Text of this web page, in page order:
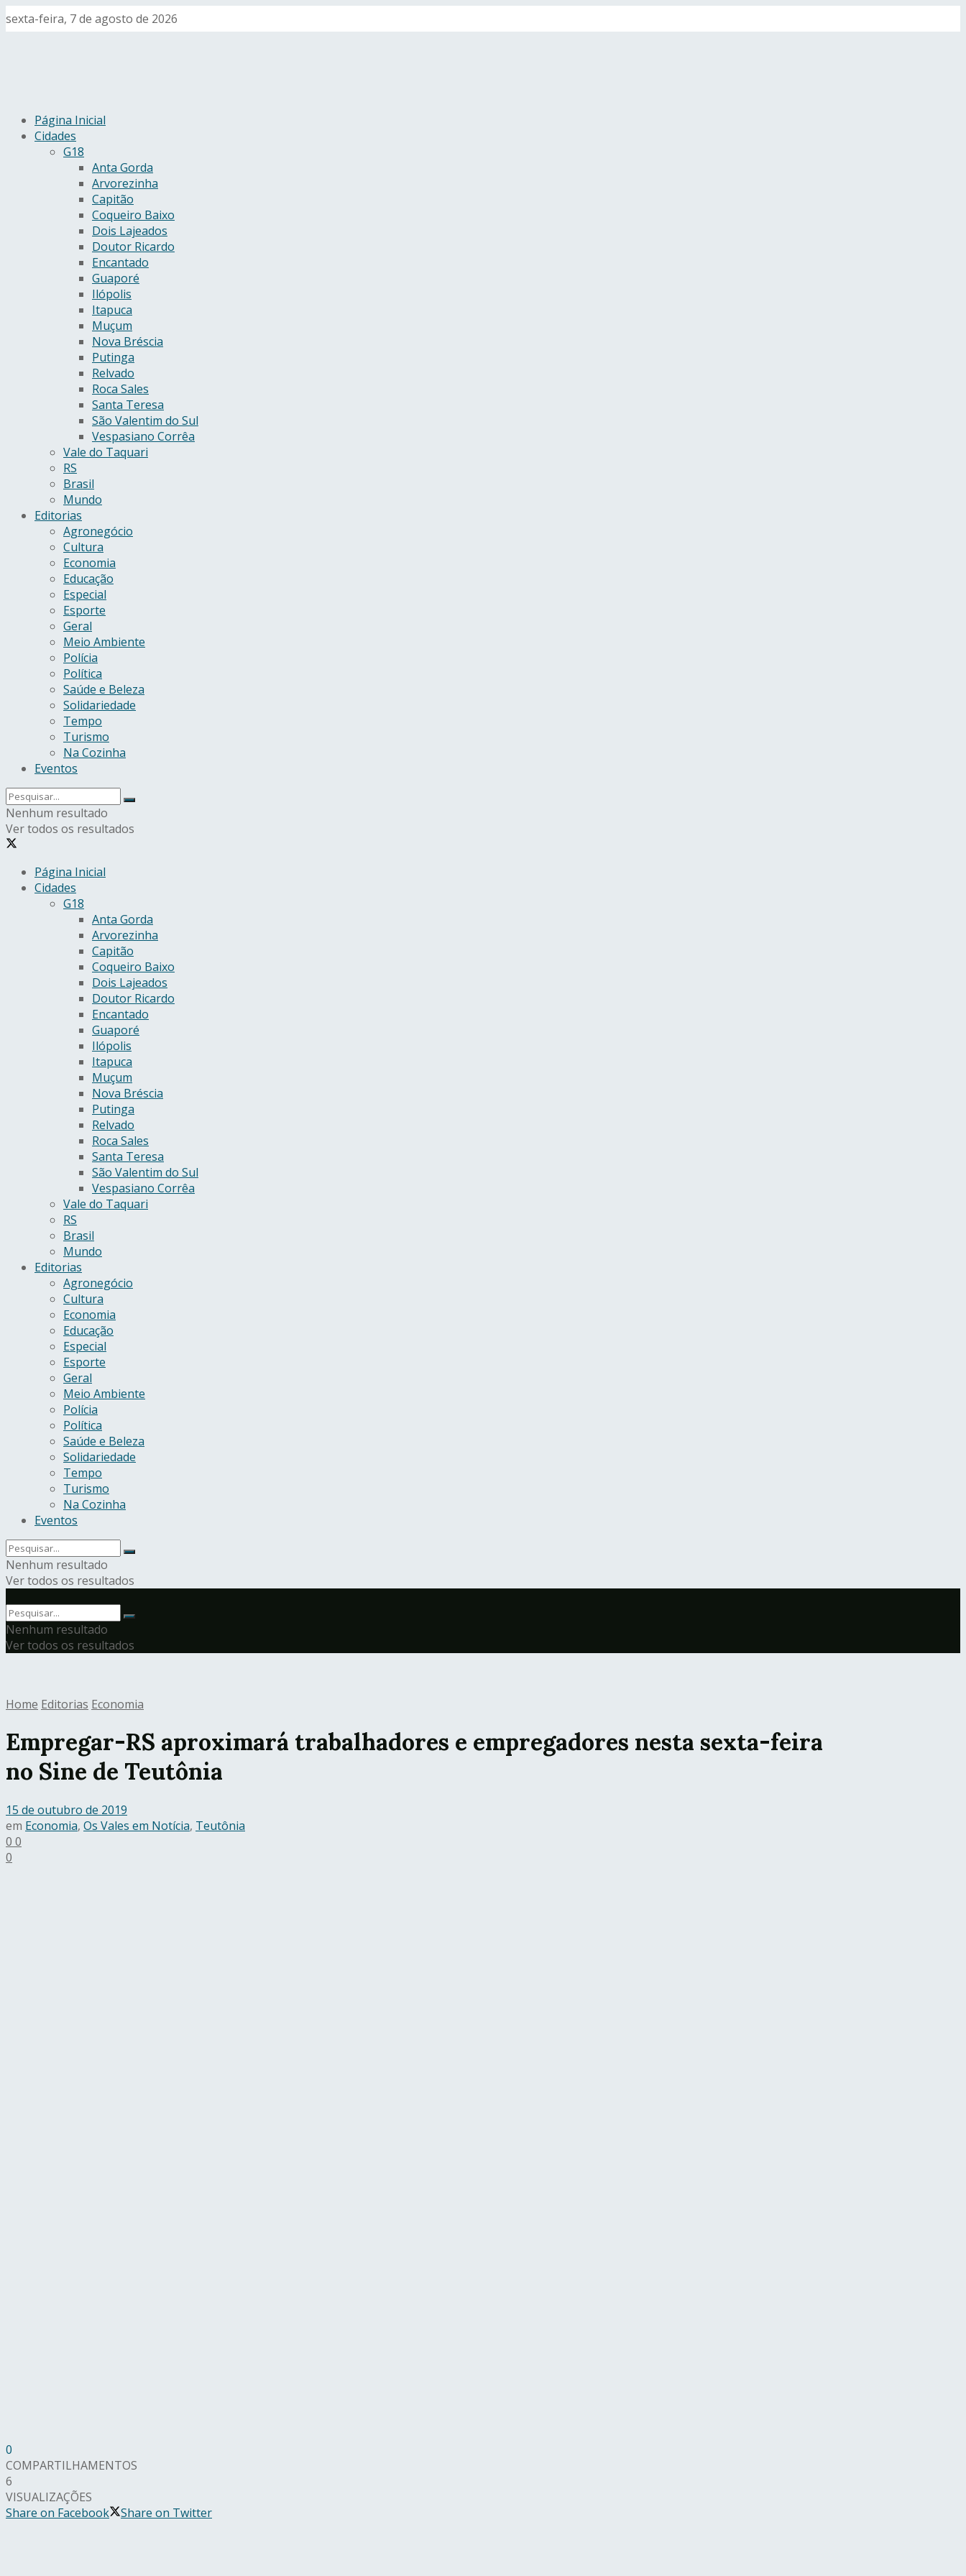
sexta-feira, 7 de agosto de 2026
Página Inicial
Cidades
G18
Anta Gorda
Arvorezinha
Capitão
Coqueiro Baixo
Dois Lajeados
Doutor Ricardo
Encantado
Guaporé
Ilópolis
Itapuca
Muçum
Nova Bréscia
Putinga
Relvado
Roca Sales
Santa Teresa
São Valentim do Sul
Vespasiano Corrêa
Vale do Taquari
RS
Brasil
Mundo
Editorias
Agronegócio
Cultura
Economia
Educação
Especial
Esporte
Geral
Meio Ambiente
Polícia
Política
Saúde e Beleza
Solidariedade
Tempo
Turismo
Na Cozinha
Eventos
Nenhum resultado
Ver todos os resultados
Página Inicial
Cidades
G18
Anta Gorda
Arvorezinha
Capitão
Coqueiro Baixo
Dois Lajeados
Doutor Ricardo
Encantado
Guaporé
Ilópolis
Itapuca
Muçum
Nova Bréscia
Putinga
Relvado
Roca Sales
Santa Teresa
São Valentim do Sul
Vespasiano Corrêa
Vale do Taquari
RS
Brasil
Mundo
Editorias
Agronegócio
Cultura
Economia
Educação
Especial
Esporte
Geral
Meio Ambiente
Polícia
Política
Saúde e Beleza
Solidariedade
Tempo
Turismo
Na Cozinha
Eventos
Nenhum resultado
Ver todos os resultados
Nenhum resultado
Ver todos os resultados
Home Editorias Economia
Empregar-RS aproximará trabalhadores e empregadores nesta sexta-feira
no Sine de Teutônia
15 de outubro de 2019
em Economia, Os Vales em Notícia, Teutônia
0 0
0
0
COMPARTILHAMENTOS
6
VISUALIZAÇÕES
Share on Facebook
Share on Twitter